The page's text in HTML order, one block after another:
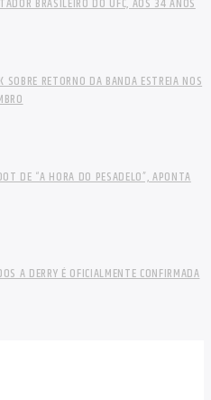
RETORNO DA BANDA ESTREIA NOS
DE “A HORA DO PESADELO”, APONTA
A DERRY É OFICIALMENTE CONFIRMADA